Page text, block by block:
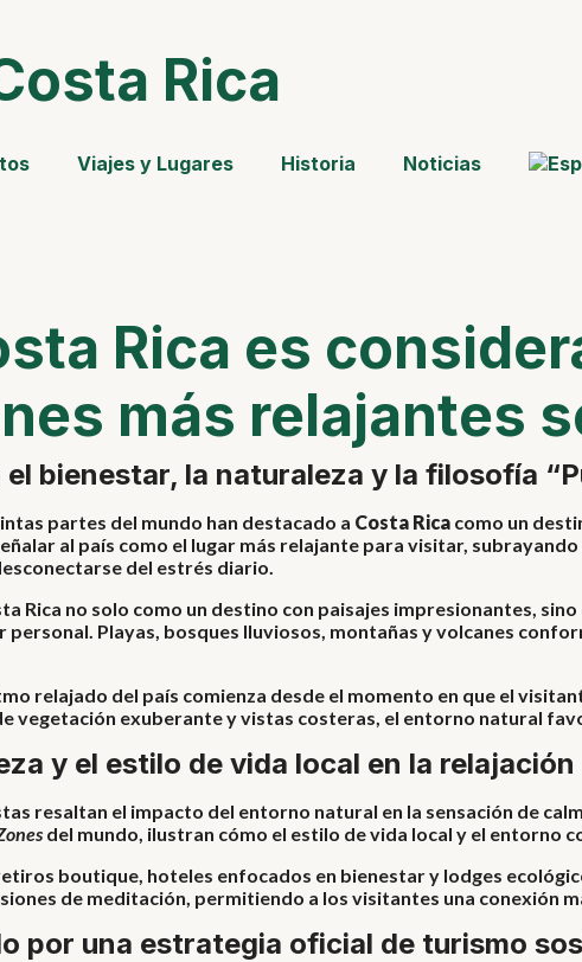
Rica
Viajes y Lugares Historia Noticias
Rica es
más relajantes
bienestar, la naturaleza y la filosofía
partes del mundo han destacado a Costa Rica como un
al país como el lugar más relajante para visitar,
del estrés diario.
Rica no solo como un destino con paisajes impresionantes,
Playas, bosques lluviosos, montañas y volcanes
relajado del país comienza desde el momento en que el
vegetación exuberante y vistas costeras, el entorno natural
y el estilo de vida local en la relajación
resaltan el impacto del entorno natural en la sensación de
del mundo, ilustran cómo el estilo de vida local y el entorno
boutique, hoteles enfocados en bienestar y lodges
de meditación, permitiendo a los visitantes una conexión
por una estrategia oficial de turismo